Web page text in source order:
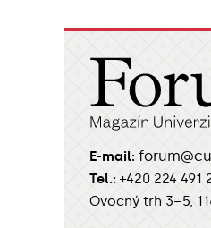
E-mail:
Tel.: +420 224 491
Ovocný trh 3–5,